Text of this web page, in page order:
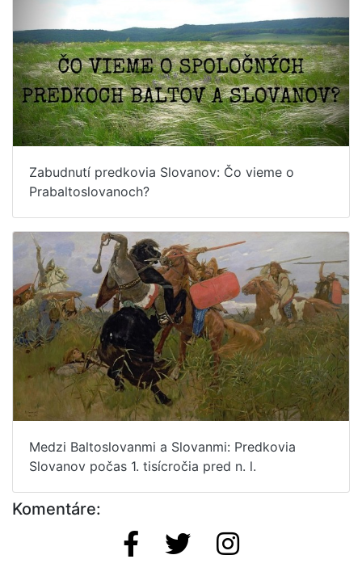
Zabudnutí predkovia Slovanov: Čo vieme o
Prabaltoslovanoch?
Medzi Baltoslovanmi a Slovanmi: Predkovia
Slovanov počas 1. tisícročia pred n. l.
Komentáre: